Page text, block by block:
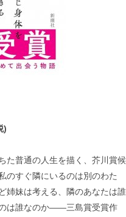
)
た普通の人生を描く、芥川賞候
のすぐ隣にいるのは別のわた
姉妹は考える、隣のあなたは誰
は誰なのか――三島賞受賞作